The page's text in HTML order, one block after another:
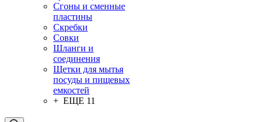
Сгоны и сменные
пластины
Скребки
Совки
Шланги и
соединения
Щетки для мытья
посуды и пищевых
емкостей
+ ЕЩЕ 11